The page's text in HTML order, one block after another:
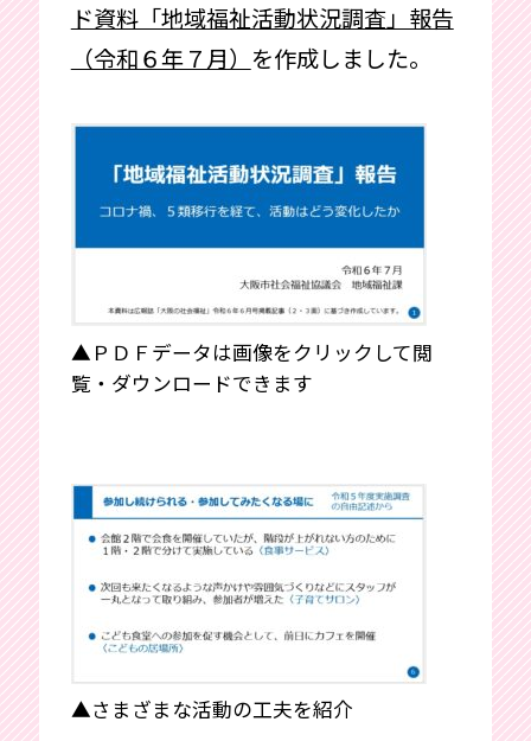
ド資料「地域福祉活動状況調査」報告
（令和６年７月） を作成しました。
▲ＰＤＦデータは画像をクリックして閲
覧・ダウンロードできます
▲さまざまな活動の工夫を紹介